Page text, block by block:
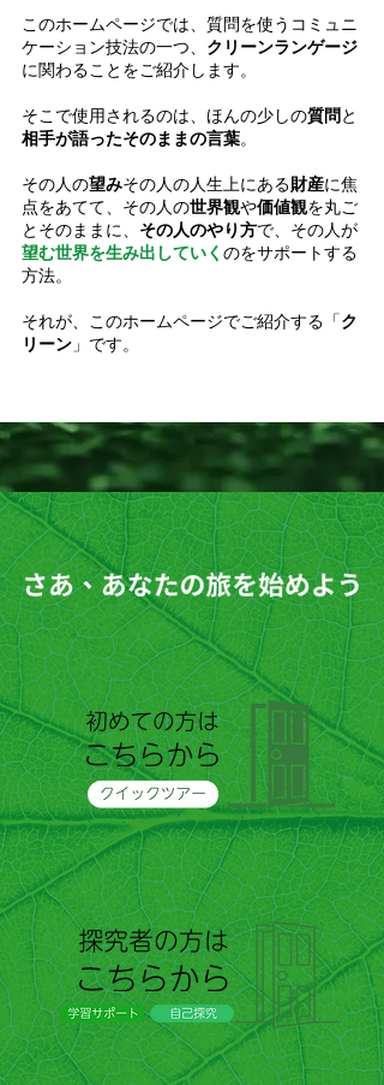
このホームページでは、質問を使うコミュニ
ケーション技法の一つ、 クリーンランゲージ
に関わることをご紹介します。
そこで使用されるのは、ほんの少しの質問 と
相手が語ったそのままの言葉。
その人の望みその人の人生上にある財産に焦
点をあてて、その人の世界観や価値観を丸ご
とそのままに、 その人のやり方で、その人が
望む世界を生み出していく のをサポートする
方法。
それが、このホームページでご紹介する「ク
リーン 」です。